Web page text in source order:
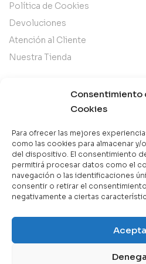
Consentimiento
Cookies
Para ofrecer las mejores
como las cookies para almacenar y/
del dispositivo. El consentimiento
permitirá procesar datos como el
navegación o las identificaciones
consentir o retirar el
negativamente a ciertas
Política de Cookies
Devoluciones
Atención al Cliente
Nuestra Tienda
Mejor Valorados
Top de la Semana
Libros en Oferta
Novedades
Copyright © 2025 Books & Co.